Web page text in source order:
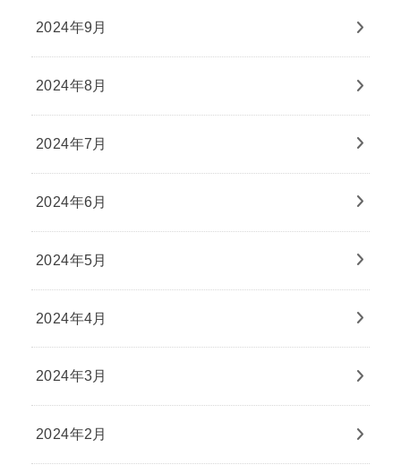
2024年9月
2024年8月
2024年7月
2024年6月
2024年5月
2024年4月
2024年3月
2024年2月